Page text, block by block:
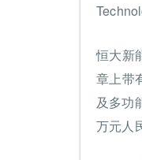
恒大新
章上带
及多功
万元人